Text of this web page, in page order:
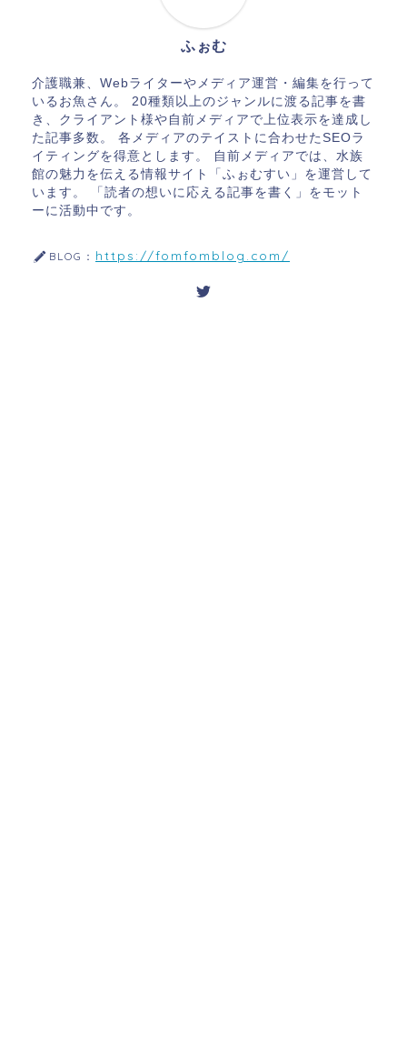
ふぉむ
介護職兼、Webライターやメディア運営・編集を行って
いるお魚さん。 20種類以上のジャンルに渡る記事を書
き、クライアント様や自前メディアで上位表示を達成し
た記事多数。 各メディアのテイストに合わせたSEOラ
イティングを得意とします。 自前メディアでは、水族
館の魅力を伝える情報サイト「ふぉむすい」を運営して
います。 「読者の想いに応える記事を書く」をモット
ーに活動中です。
BLOG： https://fomfomblog.com/